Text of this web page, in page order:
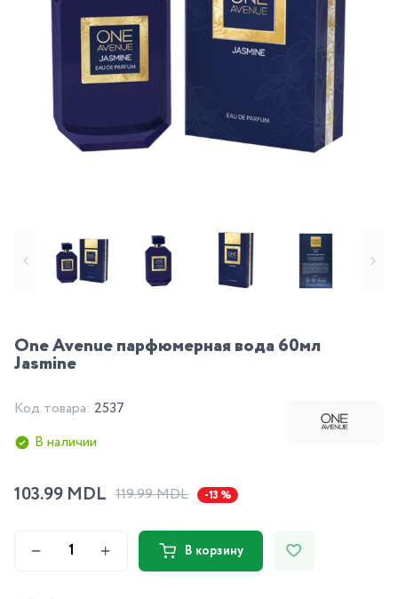
One Avenue парфюмерная вода 60мл
Jasmine
Код товара: 2537
В наличии
103.99 MDL 119.99 MDL -13 %
В корзину